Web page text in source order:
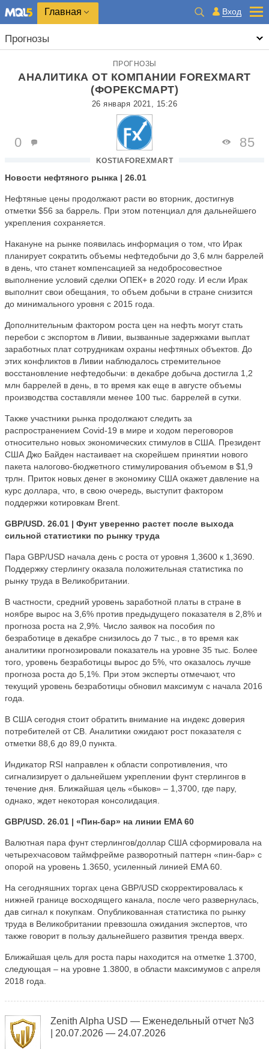
Главная Вход
Прогнозы
ПРОГНОЗЫ
АНАЛИТИКА ОТ КОМПАНИИ FOREXMART
(ФОРЕКСМАРТ)
26 января 2021, 15:26
KOSTIAFOREXMART
0 85
Новости нефтяного рынка | 26.01
Нефтяные цены продолжают расти во вторник, достигнув
отметки $56 за баррель. При этом потенциал для дальнейшего
укрепления сохраняется.
Накануне на рынке появилась информация о том, что Ирак
планирует сократить объемы нефтедобычи до 3,6 млн баррелей
в день, что станет компенсацией за недобросовестное
выполнение условий сделки ОПЕК+ в 2020 году. И если Ирак
выполнит свои обещания, то объем добычи в стране снизится
до минимального уровня с 2015 года.
Дополнительным фактором роста цен на нефть могут стать
перебои с экспортом в Ливии, вызванные задержками выплат
заработных плат сотрудникам охраны нефтяных объектов. До
этих конфликтов в Ливии наблюдалось стремительное
восстановление нефтедобычи: в декабре добыча достигла 1,2
млн баррелей в день, в то время как еще в августе объемы
производства составляли менее 100 тыс. баррелей в сутки.
Также участники рынка продолжают следить за
распространением Covid-19 в мире и ходом переговоров
относительно новых экономических стимулов в США. Президент
США Джо Байден настаивает на скорейшем принятии нового
пакета налогово-бюджетного стимулирования объемом в $1,9
трлн. Приток новых денег в экономику США окажет давление на
курс доллара, что, в свою очередь, выступит фактором
поддержки котировкам Brent.
GBP/USD. 26.01 | Фунт уверенно растет после выхода
сильной статистики по рынку труда
Пара GBP/USD начала день с роста от уровня 1,3600 к 1,3690.
Поддержку стерлингу оказала положительная статистика по
рынку труда в Великобритании.
В частности, средний уровень заработной платы в стране в
ноябре вырос на 3,6% против предыдущего показателя в 2,8% и
прогноза роста на 2,9%. Число заявок на пособия по
безработице в декабре снизилось до 7 тыс., в то время как
аналитики прогнозировали показатель на уровне 35 тыс. Более
того, уровень безработицы вырос до 5%, что оказалось лучше
прогноза роста до 5,1%. При этом эксперты отмечают, что
текущий уровень безработицы обновил максимум с начала 2016
года.
В США сегодня стоит обратить внимание на индекс доверия
потребителей от CB. Аналитики ожидают рост показателя с
отметки 88,6 до 89,0 пункта.
Индикатор RSI направлен к области сопротивления, что
сигнализирует о дальнейшем укреплении фунт стерлингов в
течение дня. Ближайшая цель «быков» – 1,3700, где пару,
однако, ждет некоторая консолидация.
GBP/USD. 26.01 | «Пин-бар» на линии EMA 60
Валютная пара фунт стерлингов/доллар США сформировала на
четырехчасовом таймфрейме разворотный паттерн «пин-бар» с
опорой на уровень 1.3650, усиленный линией EMA 60.
На сегодняшних торгах цена GBP/USD скорректировалась к
нижней границе восходящего канала, после чего развернулась,
дав сигнал к покупкам. Опубликованная статистика по рынку
труда в Великобритании превзошла ожидания экспертов, что
также говорит в пользу дальнейшего развития тренда вверх.
Ближайшая цель для роста пары находится на отметке 1.3700,
следующая – на уровне 1.3800, в области максимумов с апреля
2018 года.
Zenith Alpha USD — Еженедельный отчет №3
| 20.07.2026 — 24.07.2026